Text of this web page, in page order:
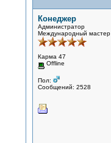
Конеджер
Администратор
Международный мастер
Карма 47
Offline
Пол:
Сообщений: 2528